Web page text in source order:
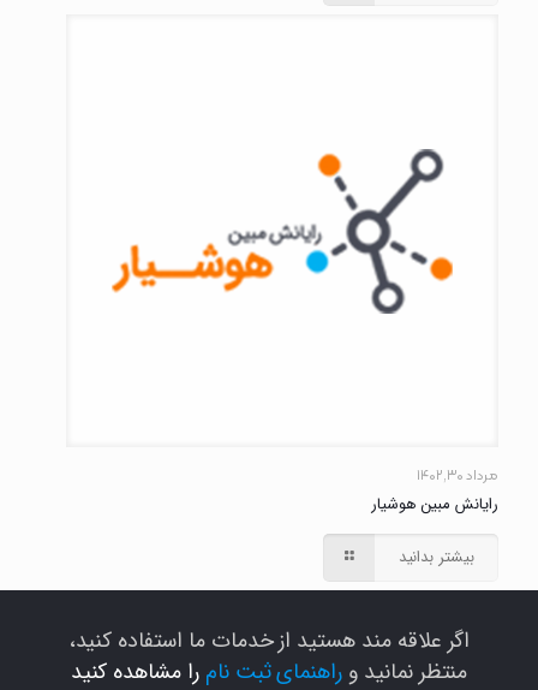
مرداد ۳۰, ۱۴۰۲
رایانش مبین هوشیار
بیشتر بدانید
اگر علاقه مند هستید از خدمات ما استفاده کنید،
منتظر نمانید و راهنمای ثبت نام را مشاهده کنید